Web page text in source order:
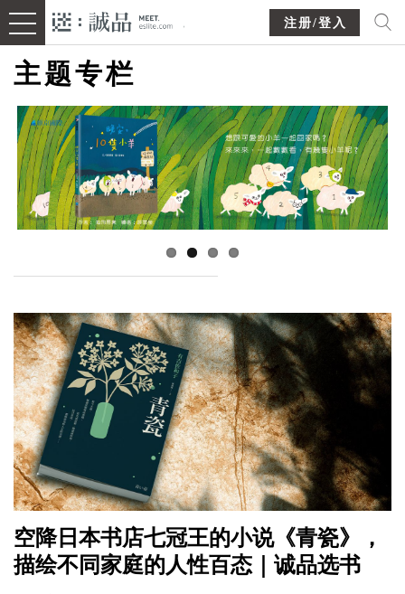
注册/登入
主题专栏
空降日本书店七冠王的小说《青瓷》，
描绘不同家庭的人性百态｜诚品选书